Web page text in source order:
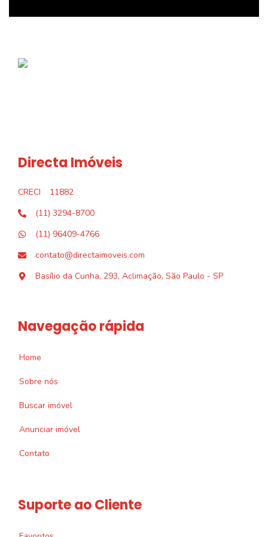
Directa Imóveis
CRECI
11882
(11) 3294-8700
(11) 96409-4766
contato@directaimoveis.com
Basílio da Cunha, 293, Aclimação, São Paulo - SP
Navegação rápida
Home
Sobre nós
Buscar imóvel
Anunciar imóvel
Contato
Suporte ao Cliente